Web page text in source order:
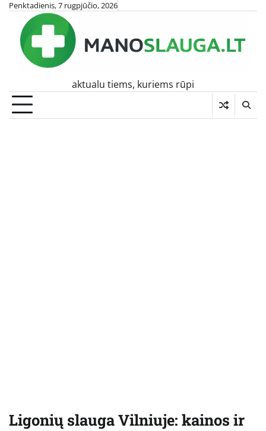
Skip
content
Penktadienis, 7 rugpjūčio, 2026
aktualu tiems, kuriems rūpi
Ligonių slauga Vilniuje: kainos ir